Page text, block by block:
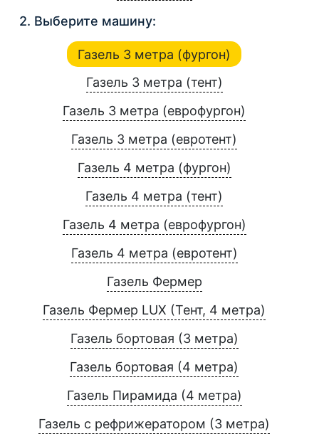
2. Выберите машину:
Газель 3 метра (фургон)
Газель 3 метра (тент)
Газель 3 метра (еврофургон)
Газель 3 метра (евротент)
Газель 4 метра (фургон)
Газель 4 метра (тент)
Газель 4 метра (еврофургон)
Газель 4 метра (евротент)
Газель Фермер
Газель Фермер LUX (Тент, 4 метра)
Газель бортовая (3 метра)
Газель бортовая (4 метра)
Газель Пирамида (4 метра)
Газель с рефрижератором (3 метра)